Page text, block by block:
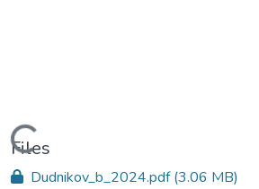
Loading...
Files
Dudnikov_b_2024.pdf(3.06 MB)